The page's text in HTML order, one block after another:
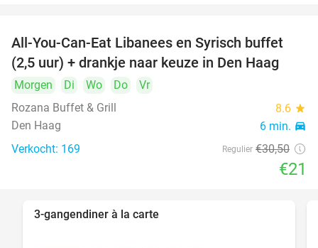
31%
All-You-Can-Eat Libanees en Syrisch buffet
(2,5 uur) + drankje naar keuze in Den Haag
Morgen Di Wo Do
Vr
Rozana Buffet & Grill
8.6 star
Den Haag 6 min. directions_car
Verkocht: 169 Regulier €30,50
€21
3-gangendiner à la carte